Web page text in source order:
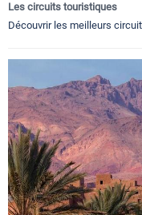
Les circuits touristiques
Découvrir les meilleurs